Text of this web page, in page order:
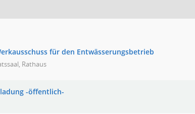
für den Entwässerungsbetrieb
Rathaus
-öffentlich-